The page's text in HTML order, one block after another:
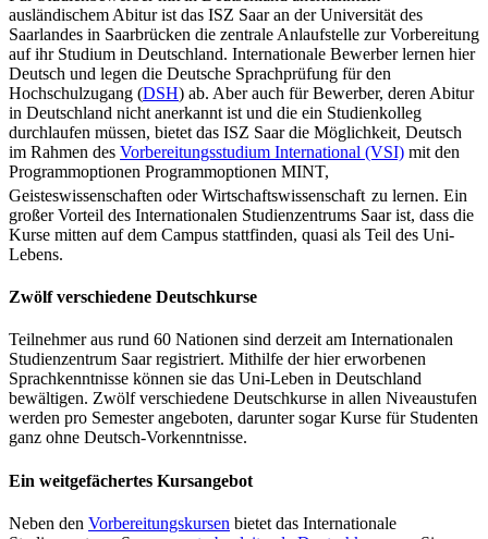
ausländischem Abitur ist das ISZ Saar an der Universität des
Saarlandes in Saarbrücken die zentrale Anlaufstelle zur Vorbereitung
auf ihr Studium in Deutschland. Internationale Bewerber lernen hier
Deutsch und legen die Deutsche Sprachprüfung für den
Hochschulzugang (DSH) ab. Aber auch für Bewerber, deren Abitur
in Deutschland nicht anerkannt ist und die ein Studienkolleg
durchlaufen müssen, bietet das ISZ Saar die Möglichkeit, Deutsch
im Rahmen des Vorbereitungsstudium International (VSI) mit den
Programmoptionen Programmoptionen MINT,
Geisteswissenschaften oder Wirtschaftswissenschaft zu lernen. Ein
großer Vorteil des Internationalen Studienzentrums Saar ist, dass die
Kurse mitten auf dem Campus stattfinden, quasi als Teil des Uni-
Lebens.
Zwölf verschiedene Deutschkurse
Teilnehmer aus rund 60 Nationen sind derzeit am Internationalen
Studienzentrum Saar registriert. Mithilfe der hier erworbenen
Sprachkenntnisse können sie das Uni-Leben in Deutschland
bewältigen. Zwölf verschiedene Deutschkurse in allen Niveaustufen
werden pro Semester angeboten, darunter sogar Kurse für Studenten
ganz ohne Deutsch-Vorkenntnisse.
Ein weitgefächertes Kursangebot
Neben den Vorbereitungskursen bietet das Internationale